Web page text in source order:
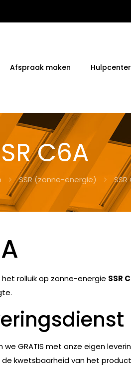
Afspraak maken Hulpcenter
C6A
SSR (zonne-energie) SSR
rolluik op zonne-energie SSR
we GRATIS met onze eigen
kwetsbaarheid van het